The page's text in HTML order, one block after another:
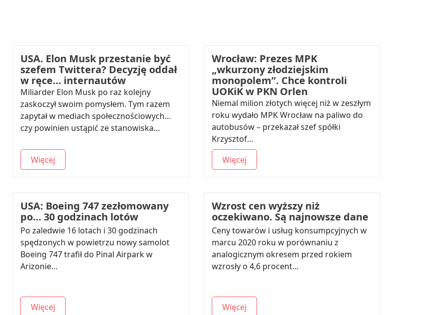
USA. Elon Musk przestanie być
szefem Twittera? Decyzję oddał
w ręce… internautów
Miliarder Elon Musk po raz kolejny
zaskoczył swoim pomysłem. Tym razem
zapytał w mediach społecznościowych…
czy powinien ustąpić ze stanowiska…
Więcej
Wrocław: Prezes MPK
„wkurzony złodziejskim
monopolem”. Chce kontroli
UOKiK w PKN Orlen
Niemal milion złotych więcej niż w zeszłym
roku wydało MPK Wrocław na paliwo do
autobusów – przekazał szef spółki
Krzysztof…
Więcej
USA: Boeing 747 zezłomowany
po… 30 godzinach lotów
Po zaledwie 16 lotach i 30 godzinach
spędzonych w powietrzu nowy samolot
Boeing 747 trafił do Pinal Airpark w
Arizonie…
Więcej
Wzrost cen wyższy niż
oczekiwano. Są najnowsze dane
Ceny towarów i usług konsumpcyjnych w
marcu 2020 roku w porównaniu z
analogicznym okresem przed rokiem
wzrosły o 4,6 procent…
Więcej